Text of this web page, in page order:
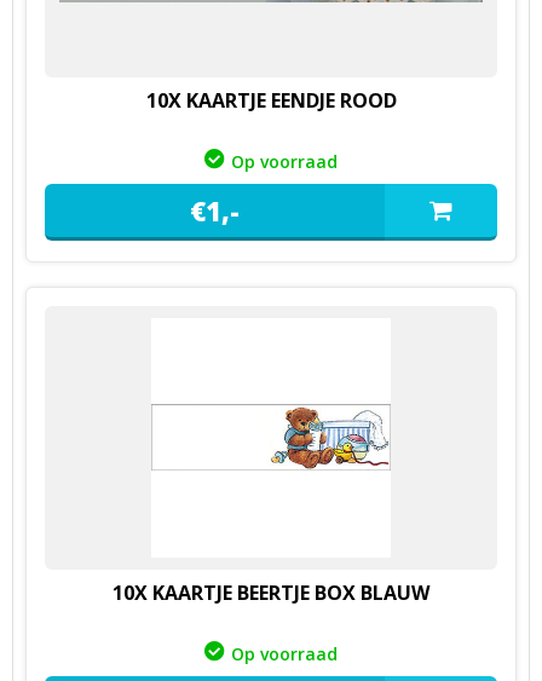
10X KAARTJE EENDJE ROOD
Op voorraad
€1,-
10X KAARTJE BEERTJE BOX BLAUW
Op voorraad